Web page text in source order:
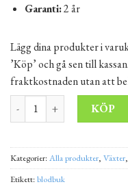
Garanti:2 år
Lägg dina produkter i
’Köp’ och gå sen till
fraktkostnaden utan att
Blodbok 70-100 cmKÖP
Kategorier:Alla produkter, Växter,
Etikett:blodbuk